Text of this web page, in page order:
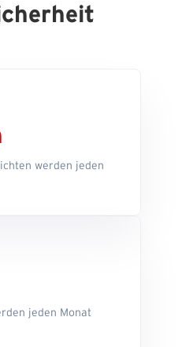
werden jeden
jeden Monat